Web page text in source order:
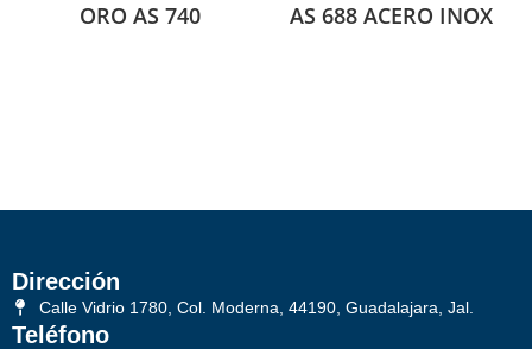
ORO AS 740
AS 688 ACERO INOX
Dirección
Calle Vidrio 1780, Col. Moderna, 44190, Guadalajara, Jal.
Teléfono